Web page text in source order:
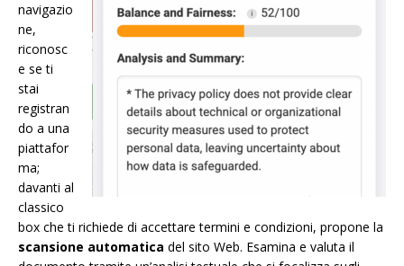
navigazio
ne,
riconosc
e se ti
stai
registran
do a una
piattafor
ma;
davanti al
classico
box che ti richiede di accettare termini e condizioni, propone la
scansione automatica del sito Web. Esamina e valuta il